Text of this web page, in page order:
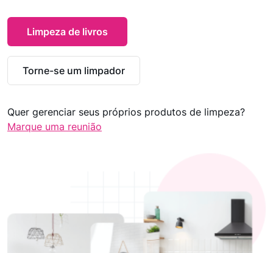
Limpeza de aluguel de curta duração
Limpeza de livros
Torne-se um limpador
Quer gerenciar seus próprios produtos de limpeza?
Marque uma reunião